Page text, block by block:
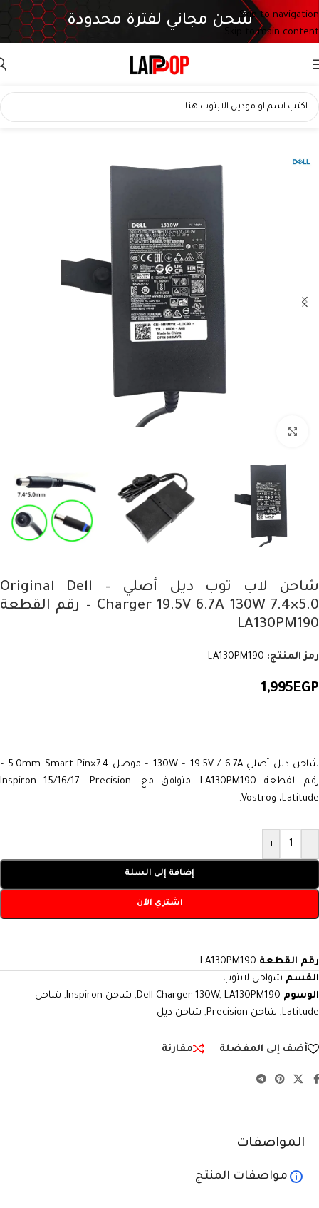
Skip to navigation
Skip to main content
شحن مجاني لفترة محدودة
شاحن لاب توب ديل أصلي – Original Dell
Charger 19.5V 6.7A 130W 7.4×5.0 – رقم القطعة
LA130PM190
رمز المنتج: LA130PM190
1,995EGP
شاحن ديل أصلي 130W – 19.5V / 6.7A – موصل 7.4×5.0mm Smart Pin –
رقم القطعة LA130PM190. متوافق مع Inspiron 15/16/17، Precision،
Latitude، وVostro.
-
+
إضافة إلى السلة
اشتري الآن
رقم القطعة LA130PM190
القسم شواحن لابتوب
الوسوم
Dell Charger 130W, LA130PM190
, شاحن Inspiron , شاحن
Latitude
, شاحن Precision , شاحن ديل
أضف إلى المفضلة مقارنة
المواصفات
مواصفات المنتج